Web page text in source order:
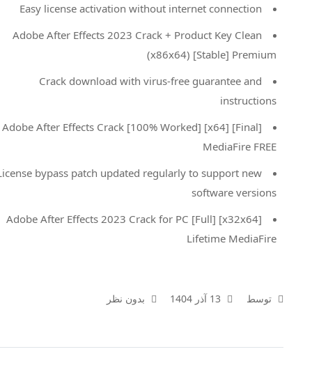
Easy license activation without internet connection
Adobe After Effects 2023 Crack + Product Key Clean
(x86x64) [Stable] Premium
Crack download with virus-free guarantee and
instructions
Adobe After Effects Crack [100% Worked] [x64] [Final]
MediaFire FREE
License bypass patch updated regularly to support new
software versions
Adobe After Effects 2023 Crack for PC [Full] [x32x64]
Lifetime MediaFire
توسط 13 آذر 1404 بدون نظر